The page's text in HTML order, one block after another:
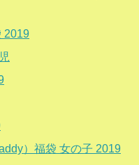
2019
）福袋 女の子 2019